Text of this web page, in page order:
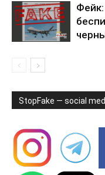
StopFake — social